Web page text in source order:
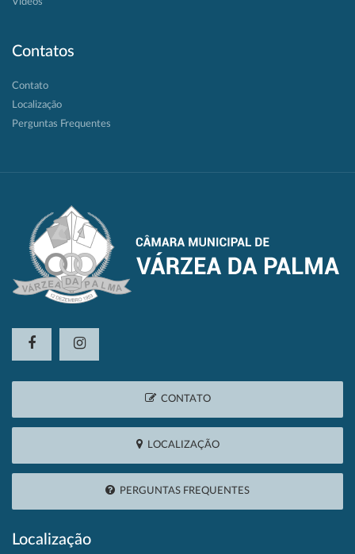
Contatos
Contato
Localização
Perguntas Frequentes
CONTATO
LOCALIZAÇÃO
PERGUNTAS FREQUENTES
Localização